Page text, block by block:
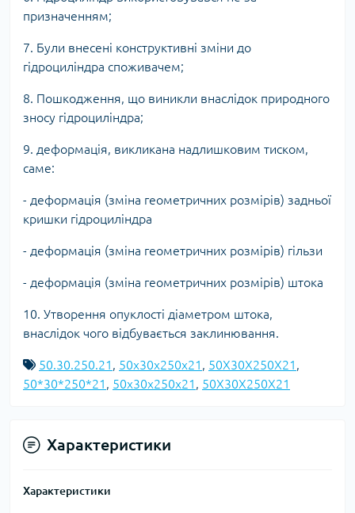
призначенням;
7. Були внесені конструктивні зміни до
гідроциліндра споживачем;
8. Пошкодження, що виникли внаслідок природного
зносу гідроциліндра;
9. деформація, викликана надлишковим тиском,
саме:
- деформація (зміна геометричних розмірів) задньої
кришки гідроциліндра
- деформація (зміна геометричних розмірів) гільзи
- деформація (зміна геометричних розмірів) штока
10. Утворення опуклості діаметром штока,
внаслідок чого відбувається заклинювання.
50.30.250.21 , 50x30x250x21 , 50X30X250X21 ,
50*30*250*21 , 50х30х250х21 , 50Х30Х250Х21
Характеристики
Характеристики